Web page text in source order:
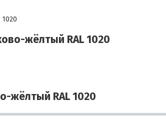
жёлтый RAL 1020
жёлтый RAL 1020